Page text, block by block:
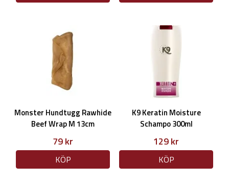
Monster Hundtugg Rawhide
Beef Wrap M 13cm
79 kr
KÖP
K9 Keratin Moisture
Schampo 300ml
129 kr
KÖP